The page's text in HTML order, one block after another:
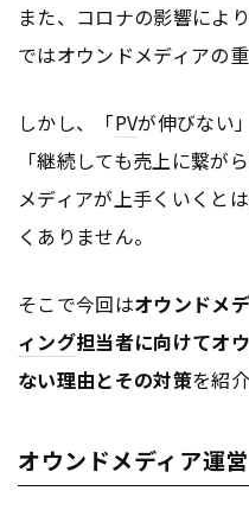
また、コロナの影響によ
ではオウンドメディアの
しかし、「PVが伸びない
「継続しても売上に繋が
メディアが上手くいくと
くありません。
そこで今回はオウンドメ
ィング担当者に向けてオ
ない理由とその対策を紹
オウンドメディア運